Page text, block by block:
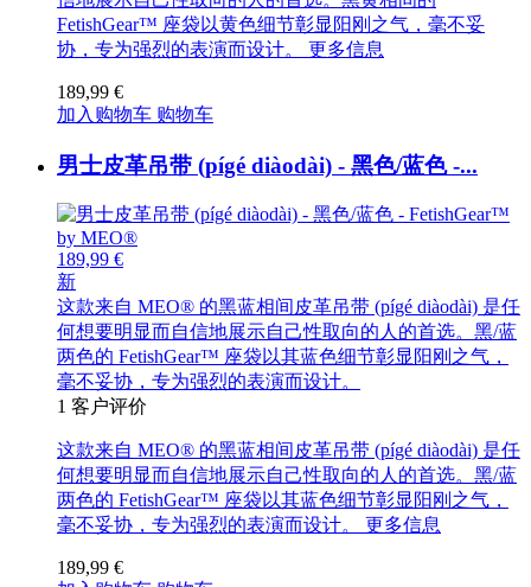
FetishGear™ 座袋以黄色细节彰显阳刚之气，毫不妥
协，专为强烈的表演而设计。 更多信息
189,99 €
加入购物车 购物车
男士皮革吊带 (pígé diàodài) - 黑色/蓝色 -...
189,99 €
新
这款来自 MEO® 的黑蓝相间皮革吊带 (pígé diàodài) 是任
何想要明显而自信地展示自己性取向的人的首选。黑/蓝
两色的 FetishGear™ 座袋以其蓝色细节彰显阳刚之气，
毫不妥协，专为强烈的表演而设计。
1 客户评价
这款来自 MEO® 的黑蓝相间皮革吊带 (pígé diàodài) 是任
何想要明显而自信地展示自己性取向的人的首选。黑/蓝
两色的 FetishGear™ 座袋以其蓝色细节彰显阳刚之气，
毫不妥协，专为强烈的表演而设计。 更多信息
189,99 €